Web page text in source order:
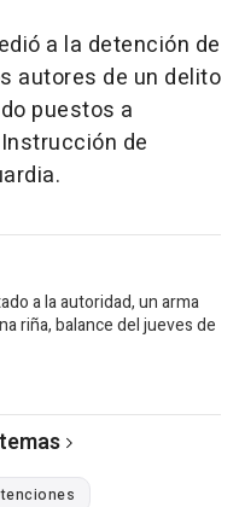
a la detención de
autores de un delito
puestos a
de
a la autoridad, un arma
riña, balance del jueves de